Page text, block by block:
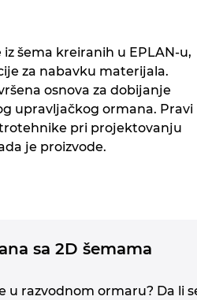
šema kreiranih u EPLAN-u,
za nabavku materijala.
osnova za dobijanje
upravljačkog ormana. Pravi
pri projektovanju
je proizvode.
sa 2D šemama
u razvodnom ormaru? Da li